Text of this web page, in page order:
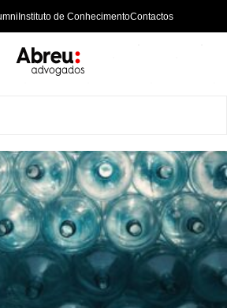
Instituto de ConhecimentoContactos